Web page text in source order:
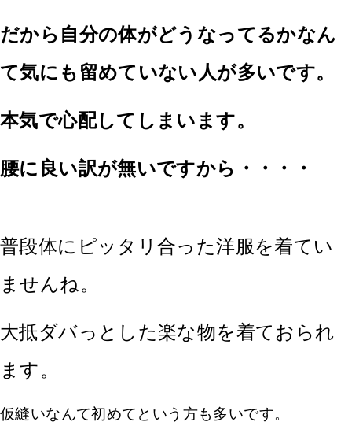
だから自分の体がどうなってるかなん
て気にも留めていない人が多いです。
本気で心配してしまいます。
腰に良い訳が無いですから・・・・
普段体にピッタリ合った洋服を着てい
ませんね。
大抵ダバっとした楽な物を着ておられ
ます。
仮縫いなんて初めてという方も多いです。